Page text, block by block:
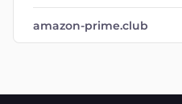
amazon-prime.club